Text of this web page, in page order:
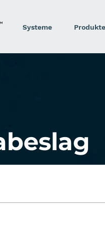
Systeme Produkte